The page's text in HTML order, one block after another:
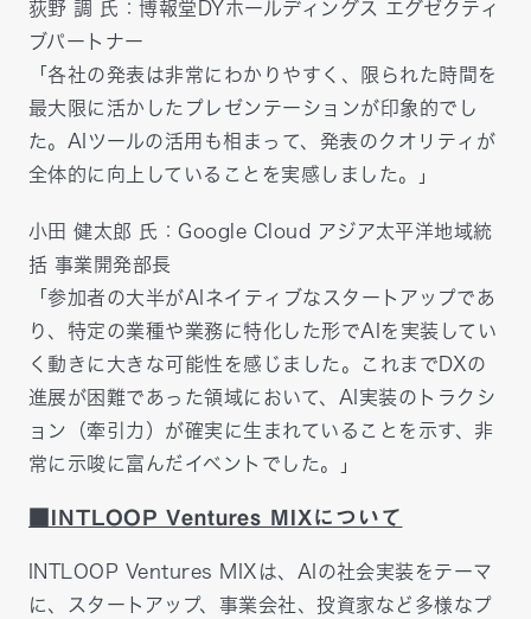
荻野 調 氏：博報堂DYホールディングス エグゼクティ
ブパートナー
「各社の発表は非常にわかりやすく、限られた時間を
最大限に活かしたプレゼンテーションが印象的でし
た。AIツールの活用も相まって、発表のクオリティが
全体的に向上していることを実感しました。」
小田 健太郎 氏：Google Cloud アジア太平洋地域統
括 事業開発部長
「参加者の大半がAIネイティブなスタートアップであ
り、特定の業種や業務に特化した形でAIを実装してい
く動きに大きな可能性を感じました。これまでDXの
進展が困難であった領域において、AI実装のトラクシ
ョン（牽引力）が確実に生まれていることを示す、非
常に示唆に富んだイベントでした。」
■INTLOOP Ventures MIXについて
INTLOOP Ventures MIXは、AIの社会実装をテーマ
に、スタートアップ、事業会社、投資家など多様なプ